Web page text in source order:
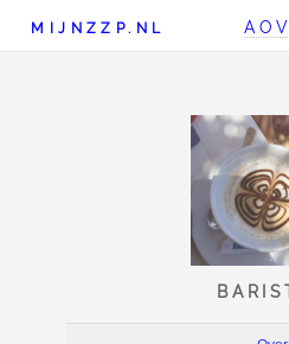
MIJNZZP.NL AOV